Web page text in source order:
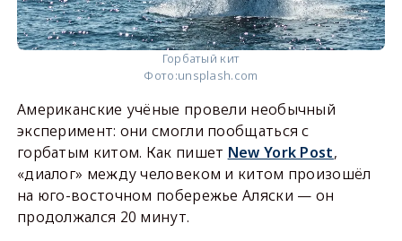
Горбатый кит
Фото:unsplash.com
Американские учёные провели необычный
эксперимент: они смогли пообщаться с
горбатым китом. Как пишет New York Post,
«диалог» между человеком и китом произошёл
на юго-восточном побережье Аляски — он
продолжался 20 минут.